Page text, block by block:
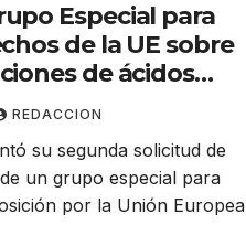
Especial para
de la UE sobre
de ácidos
REDACCION
su segunda solicitud de
un grupo especial para
por la Unión Europea